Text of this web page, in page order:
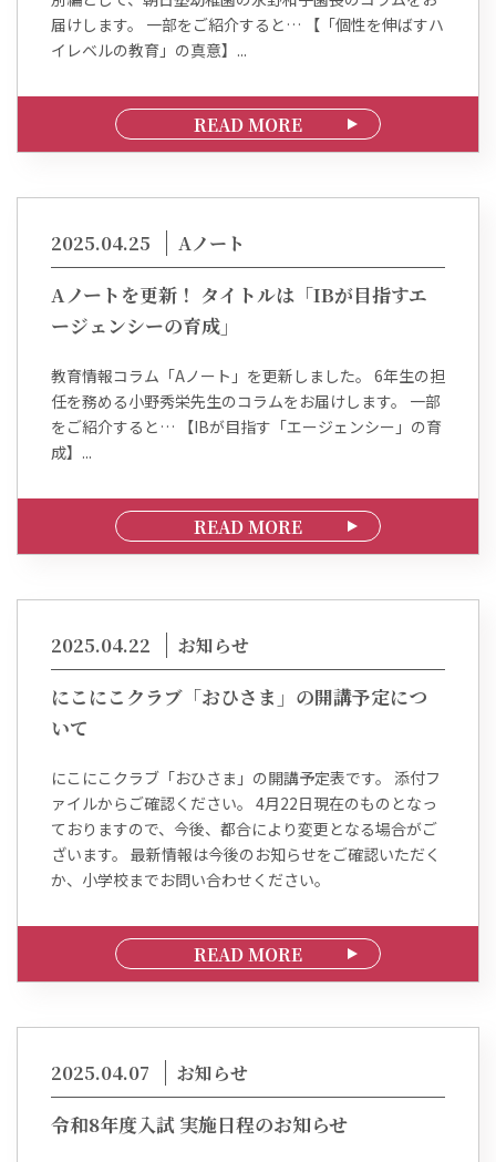
届けします。 一部をご紹介すると… 【「個性を伸ばすハ
イレベルの教育」の真意】...
READ MORE
2025.04.25 Aノート
Aノートを更新！ タイトルは「IBが目指すエ
ージェンシーの育成」
教育情報コラム「Aノート」を更新しました。 6年生の担
任を務める小野秀栄先生のコラムをお届けします。 一部
をご紹介すると… 【IBが目指す「エージェンシー」の育
成】...
READ MORE
2025.04.22 お知らせ
にこにこクラブ「おひさま」の開講予定につ
いて
にこにこクラブ「おひさま」の開講予定表です。 添付フ
ァイルからご確認ください。 4月22日現在のものとなっ
ておりますので、今後、都合により変更となる場合がご
ざいます。 最新情報は今後のお知らせをご確認いただく
か、小学校までお問い合わせください。
READ MORE
2025.04.07 お知らせ
令和8年度入試 実施日程のお知らせ